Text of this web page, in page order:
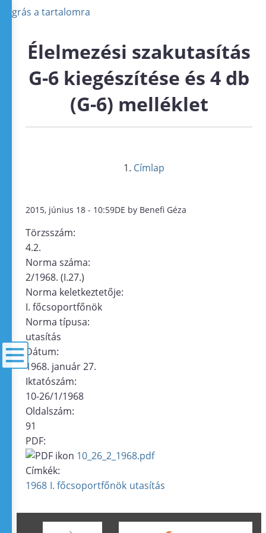
Ugrás a tartalomra
Élelmezési szakutasítás
G-6 kiegészítése és 4 db
(G-6) melléklet
Címlap
2015, június 18 - 10:59DE by Benefi Géza
Törzsszám:
4.2.
Norma száma:
2/1968. (I.27.)
Norma keletkeztetője:
I. főcsoportfőnök
Norma típusa:
utasítás
Dátum:
1968. január 27.
Iktatószám:
10-26/1/1968
Oldalszám:
91
PDF:
10_26_2_1968.pdf
Címkék:
1968 I. főcsoportfőnök utasítás